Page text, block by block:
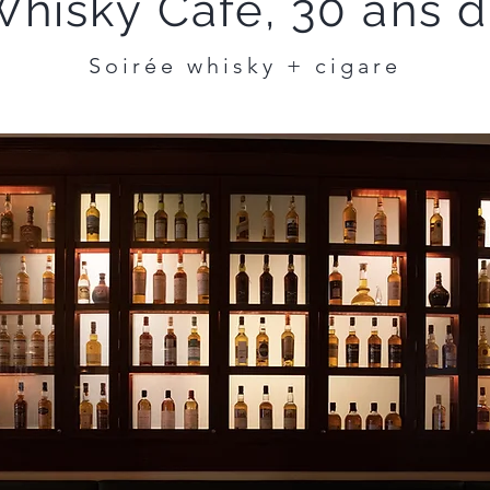
Soirée whisky + cigare